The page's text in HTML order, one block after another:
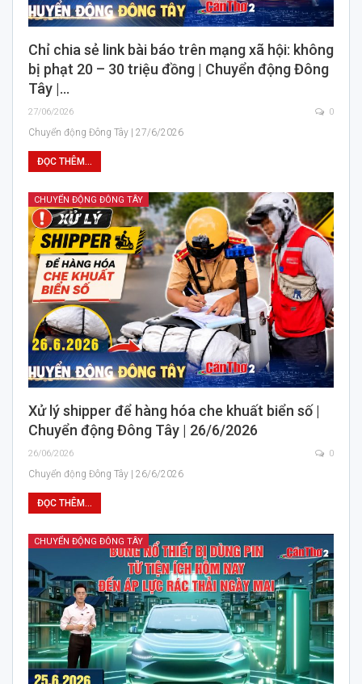
Chỉ chia sẻ link bài báo trên mạng xã hội: không
bị phạt 20 – 30 triệu đồng | Chuyển động Đông
Tây |…
27/06/2026 0
Chuyển động Đông Tây | 27/6/2026
ĐỌC THÊM...
CHUYỂN ĐỘNG ĐÔNG TÂY
Xử lý shipper để hàng hóa che khuất biển số |
Chuyển động Đông Tây | 26/6/2026
26/06/2026 0
Chuyển động Đông Tây | 26/6/2026
ĐỌC THÊM...
CHUYỂN ĐỘNG ĐÔNG TÂY